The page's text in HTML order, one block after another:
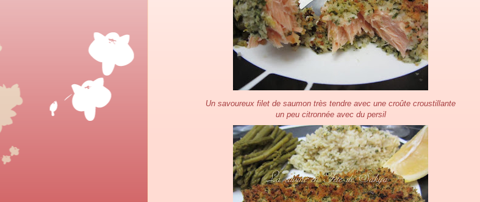
Un savoureux filet de saumon très tendre avec une croûte croustillante
un peu citronnée avec du persil